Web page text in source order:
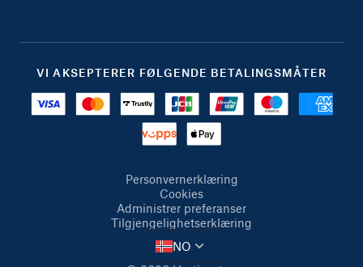
VI AKSEPTERER FØLGENDE BETALINGSMÅTER
Personvernerklæring
Cookies
Administrer preferanser
Tilgjengelighetserklæring
NO